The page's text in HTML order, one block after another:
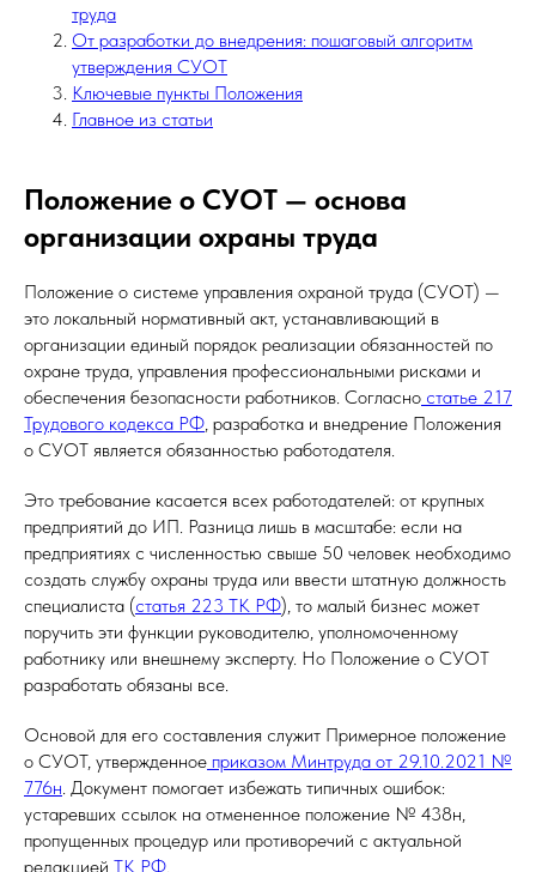
труда
От разработки до внедрения: пошаговый алгоритм
утверждения СУОТ
Ключевые пункты Положения
Главное из статьи
Положение о СУОТ — основа
организации охраны труда
Положение о системе управления охраной труда (СУОТ) —
это локальный нормативный акт, устанавливающий в
организации единый порядок реализации обязанностей по
охране труда, управления профессиональными рисками и
обеспечения безопасности работников. Согласно статье 217
Трудового кодекса РФ, разработка и внедрение Положения
о СУОТ является обязанностью работодателя.
Это требование касается всех работодателей: от крупных
предприятий до ИП. Разница лишь в масштабе: если на
предприятиях с численностью свыше 50 человек необходимо
создать службу охраны труда или ввести штатную должность
специалиста (статья 223 ТК РФ), то малый бизнес может
поручить эти функции руководителю, уполномоченному
работнику или внешнему эксперту. Но Положение о СУОТ
разработать обязаны все.
Основой для его составления служит Примерное положение
о СУОТ, утвержденное приказом Минтруда от 29.10.2021 №
776н. Документ помогает избежать типичных ошибок:
устаревших ссылок на отмененное положение № 438н,
пропущенных процедур или противоречий с актуальной
редакцией ТК РФ.